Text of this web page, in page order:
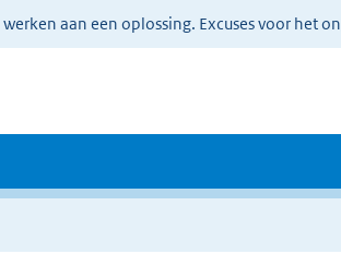
aan een oplossing. Excuses voor het